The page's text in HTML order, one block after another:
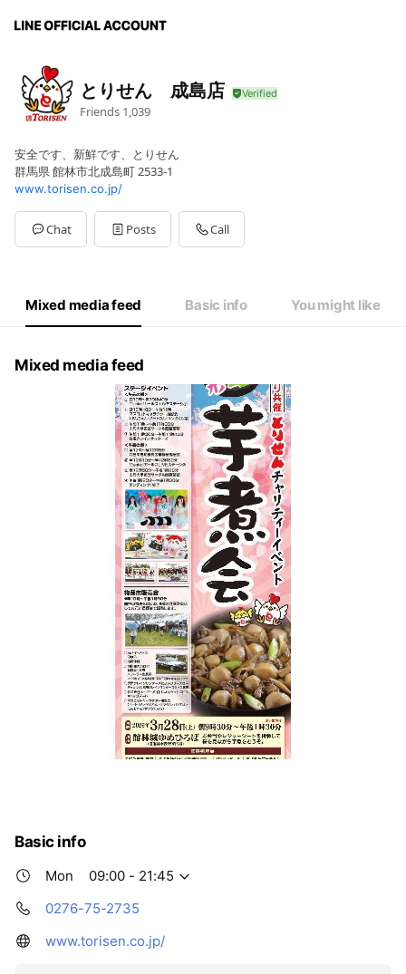
とりせん 成島店
Friends 1,039
安全です、新鮮です、とりせん
群馬県 館林市北成島町 2533-1
www.torisen.co.jp/
Chat Posts Call
Mixed media feed Basic info You might like
Mixed media feed
Basic info
Mon
09:00 - 21:45
0276-75-2735
www.torisen.co.jp/